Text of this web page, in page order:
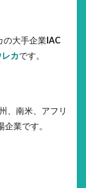
の大手企業 IAC
カです。
、南米、アフリ
業です。